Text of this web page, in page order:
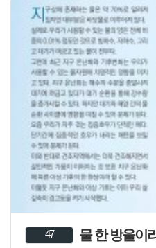
47 물 한 방울이